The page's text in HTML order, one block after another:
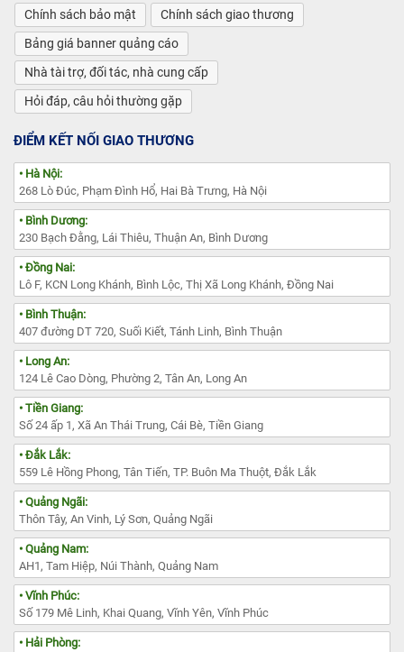
Chính sách bảo mật
Chính sách giao thương
Bảng giá banner quảng cáo
Nhà tài trợ, đối tác, nhà cung cấp
Hỏi đáp, câu hỏi thường gặp
ĐIỂM KẾT NỐI GIAO THƯƠNG
• Hà Nội:
268 Lò Đúc, Phạm Đình Hổ, Hai Bà Trưng, Hà Nội
• Bình Dương:
230 Bạch Đằng, Lái Thiêu, Thuận An, Bình Dương
• Đồng Nai:
Lô F, KCN Long Khánh, Bình Lộc, Thị Xã Long Khánh, Đồng Nai
• Bình Thuận:
407 đường DT 720, Suối Kiết, Tánh Linh, Bình Thuận
• Long An:
124 Lê Cao Dòng, Phường 2, Tân An, Long An
• Tiền Giang:
Số 24 ấp 1, Xã An Thái Trung, Cái Bè, Tiền Giang
• Đắk Lắk:
559 Lê Hồng Phong, Tân Tiến, TP. Buôn Ma Thuột, Đắk Lắk
• Quảng Ngãi:
Thôn Tây, An Vinh, Lý Sơn, Quảng Ngãi
• Quảng Nam:
AH1, Tam Hiệp, Núi Thành, Quảng Nam
• Vĩnh Phúc:
Số 179 Mê Linh, Khai Quang, Vĩnh Yên, Vĩnh Phúc
• Hải Phòng: